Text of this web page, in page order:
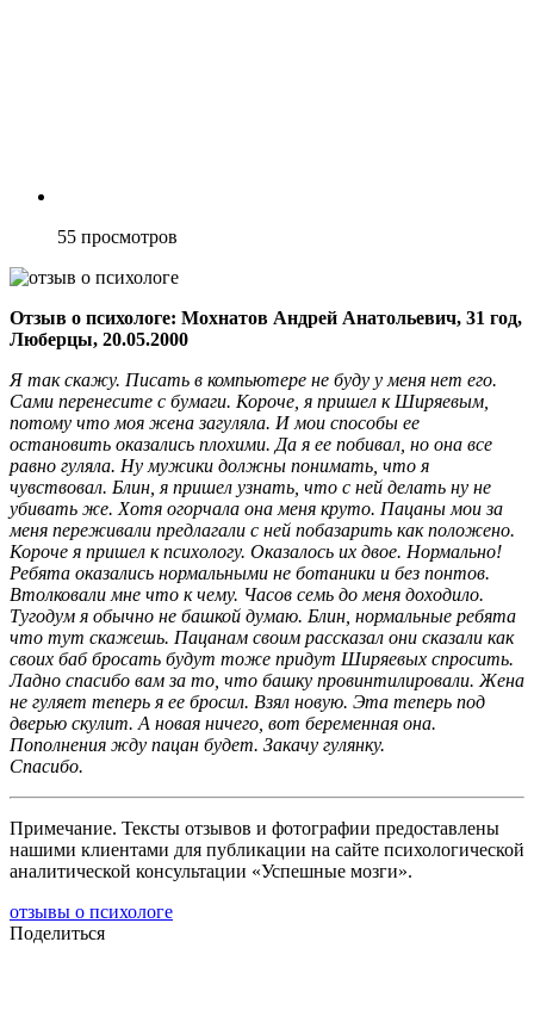
55 просмотров
Отзыв о психологе: Мохнатов Андрей Анатольевич, 31 год,
Люберцы, 20.05.2000
Я так скажу. Писать в компьютере не буду у меня нет его.
Сами перенесите с бумаги. Короче, я пришел к Ширяевым,
потому что моя жена загуляла. И мои способы ее
остановить оказались плохими. Да я ее побивал, но она все
равно гуляла. Ну мужики должны понимать, что я
чувствовал. Блин, я пришел узнать, что с ней делать ну не
убивать же. Хотя огорчала она меня круто. Пацаны мои за
меня переживали предлагали с ней побазарить как положено.
Короче я пришел к психологу. Оказалось их двое. Нормально!
Ребята оказались нормальными не ботаники и без понтов.
Втолковали мне что к чему. Часов семь до меня доходило.
Тугодум я обычно не башкой думаю. Блин, нормальные ребята
что тут скажешь. Пацанам своим рассказал они сказали как
своих баб бросать будут тоже придут Ширяевых спросить.
Ладно спасибо вам за то, что башку провинтилировали. Жена
не гуляет теперь я ее бросил. Взял новую. Эта теперь под
дверью скулит. А новая ничего, вот беременная она.
Пополнения жду пацан будет. Закачу гулянку.
Спасибо.
Примечание. Тексты отзывов и фотографии предоставлены
нашими клиентами для публикации на сайте психологической
аналитической консультации «Успешные мозги».
отзывы о психологе
Поделиться